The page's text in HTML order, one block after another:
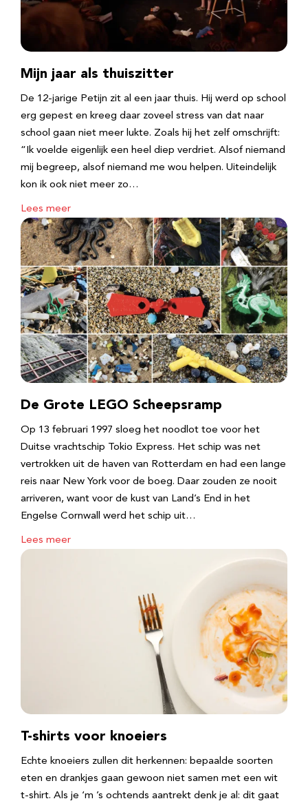
Mijn jaar als thuiszitter
De 12-jarige Petijn zit al een jaar thuis. Hij werd op school
erg gepest en kreeg daar zoveel stress van dat naar
school gaan niet meer lukte. Zoals hij het zelf omschrijft:
“Ik voelde eigenlijk een heel diep verdriet. Alsof niemand
mij begreep, alsof niemand me wou helpen. Uiteindelijk
kon ik ook niet meer zo…
Lees meer
De Grote LEGO Scheepsramp
Op 13 februari 1997 sloeg het noodlot toe voor het
Duitse vrachtschip Tokio Express. Het schip was net
vertrokken uit de haven van Rotterdam en had een lange
reis naar New York voor de boeg. Daar zouden ze nooit
arriveren, want voor de kust van Land’s End in het
Engelse Cornwall werd het schip uit…
Lees meer
T-shirts voor knoeiers
Echte knoeiers zullen dit herkennen: bepaalde soorten
eten en drankjes gaan gewoon niet samen met een wit
t-shirt. Als je ‘m ’s ochtends aantrekt denk je al: dit gaat